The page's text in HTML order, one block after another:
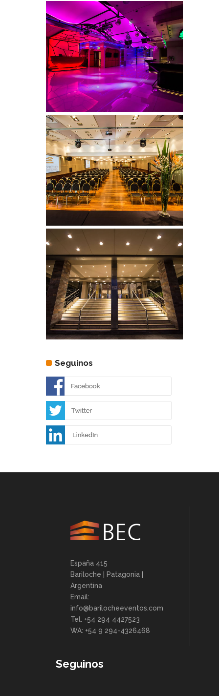
Seguinos
España 415
Bariloche | Patagonia |
Argentina
Email:
info@barilocheeventos.com
Tel. +54 294 4427523
WA: +54 9 294-4326468
Seguinos